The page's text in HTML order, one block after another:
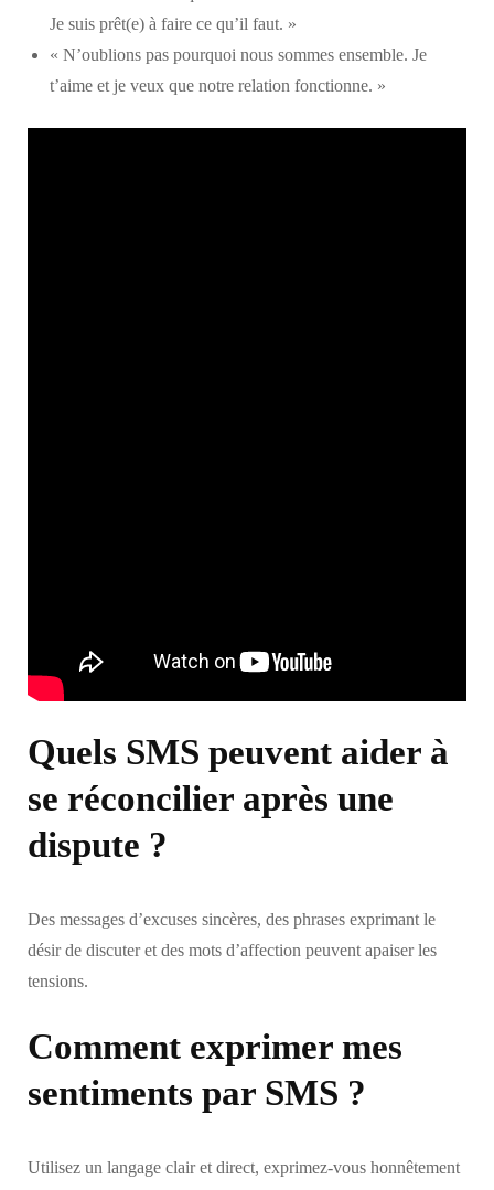
Je suis prêt(e) à faire ce qu’il faut. »
« N’oublions pas pourquoi nous sommes ensemble. Je
t’aime et je veux que notre relation fonctionne. »
Quels SMS peuvent aider à
se réconcilier après une
dispute ?
Des messages d’excuses sincères, des phrases exprimant le
désir de discuter et des mots d’affection peuvent apaiser les
tensions.
Comment exprimer mes
sentiments par SMS ?
Utilisez un langage clair et direct, exprimez-vous honnêtement